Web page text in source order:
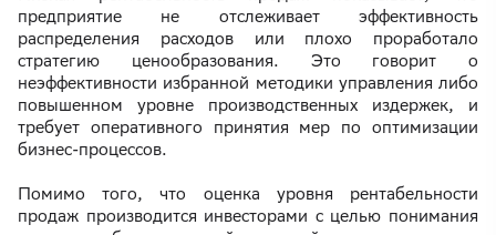
предприятие не отслеживает эффективность
распределения расходов или плохо проработало
стратегию ценообразования. Это говорит о
неэффективности избранной методики управления либо
повышенном уровне производственных издержек, и
требует оперативного принятия мер по оптимизации
бизнес-процессов.
Помимо того, что оценка уровня рентабельности
продаж производится инвесторами с целью понимания